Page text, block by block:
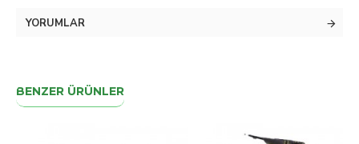
YORUMLAR
BENZER ÜRÜNLER